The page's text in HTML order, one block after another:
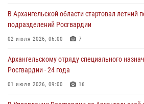
В Архангельской области стартовал летний
подразделений Росгвардии
02 июля 2026, 06:00 7
Архангельскому отряду специального
Росгвардии - 24 года
01 июля 2026, 09:00 16